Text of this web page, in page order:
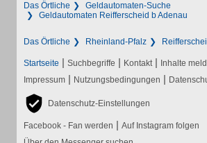
Das Örtliche
Geldautomaten-Suche
Geldautomaten Reifferscheid b Adenau
Das Örtliche Rheinland-Pfalz
Startseite | Suchbegriffe | Kontakt | Inhalte
Impressum | Nutzungsbedingungen |
Datenschutz-Einstellungen
Facebook - Fan werden | Auf Instagram folgen